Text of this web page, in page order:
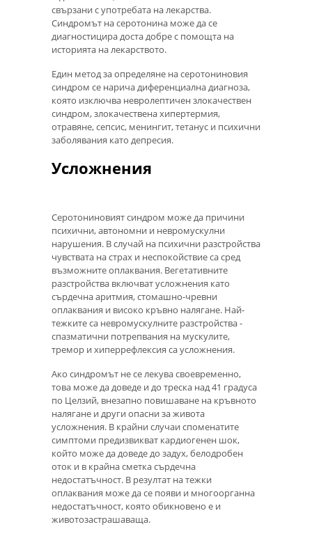
свързани с употребата на лекарства.
Синдромът на серотонина може да се
диагностицира доста добре с помощта на
историята на лекарството.
Един метод за определяне на серотониновия
синдром се нарича диференциална диагноза,
която изключва невролептичен злокачествен
синдром, злокачествена хипертермия,
отравяне, сепсис, менингит, тетанус и психични
заболявания като депресия.
Усложнения
Серотониновият синдром може да причини
психични, автономни и невромускулни
нарушения. В случай на психични разстройства
чувствата на страх и неспокойствие са сред
възможните оплаквания. Вегетативните
разстройства включват усложнения като
сърдечна аритмия, стомашно-чревни
оплаквания и високо кръвно налягане. Най-
тежките са невромускулните разстройства -
спазматични потрепвания на мускулите,
тремор и хиперрефлексия са усложнения.
Ако синдромът не се лекува своевременно,
това може да доведе и до треска над 41 градуса
по Целзий, внезапно повишаване на кръвното
налягане и други опасни за живота
усложнения. В крайни случаи споменатите
симптоми предизвикват кардиогенен шок,
който може да доведе до задух, белодробен
оток и в крайна сметка сърдечна
недостатъчност. В резултат на тежки
оплаквания може да се появи и многоорганна
недостатъчност, която обикновено е и
животозастрашаваща.